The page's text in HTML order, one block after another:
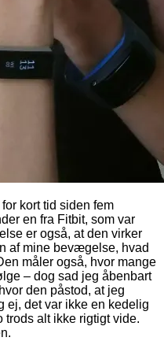
kort tid siden fem
en fra Fitbit, som var
er også, at den virker
af mine bevægelse, hvad
måler også, hvor mange
– dog sad jeg åbenbart
den påstod, at jeg
ej, det var ikke en kedelig
trods alt ikke rigtigt vide.